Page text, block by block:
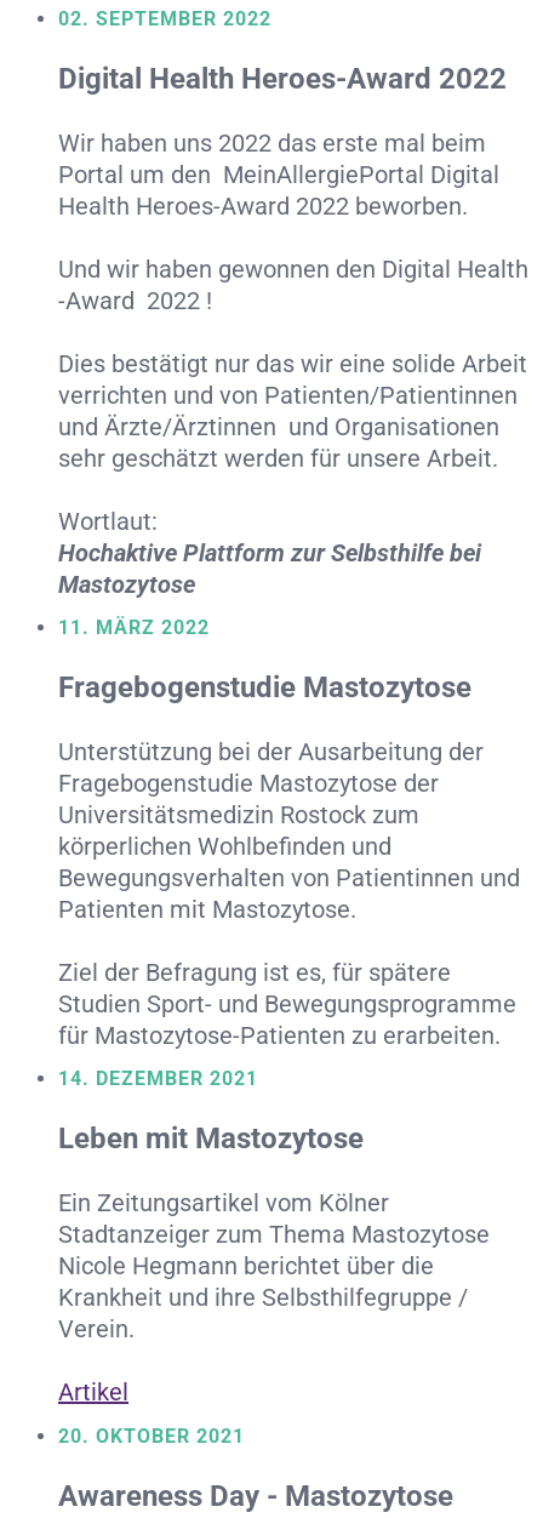
02. SEPTEMBER 2022
Digital Health Heroes-Award 2022
Wir haben uns 2022 das erste mal beim
Portal um den MeinAllergiePortal Digital
Health Heroes-Award 2022 beworben.
Und wir haben gewonnen den Digital Health
-Award 2022 !
Dies bestätigt nur das wir eine solide Arbeit
verrichten und von Patienten/Patientinnen
und Ärzte/Ärztinnen und Organisationen
sehr geschätzt werden für unsere Arbeit.
Wortlaut:
Hochaktive Plattform zur Selbsthilfe bei
Mastozytose
11. MÄRZ 2022
Fragebogenstudie Mastozytose
Unterstützung bei der Ausarbeitung der
Fragebogenstudie Mastozytose der
Universitätsmedizin Rostock zum
körperlichen Wohlbefinden und
Bewegungsverhalten von Patientinnen und
Patienten mit Mastozytose.
Ziel der Befragung ist es, für spätere
Studien Sport- und Bewegungsprogramme
für Mastozytose-Patienten zu erarbeiten.
14. DEZEMBER 2021
Leben mit Mastozytose
Ein Zeitungsartikel vom Kölner
Stadtanzeiger zum Thema Mastozytose
Nicole Hegmann berichtet über die
Krankheit und ihre Selbsthilfegruppe /
Verein.
Artikel
20. OKTOBER 2021
Awareness Day - Mastozytose